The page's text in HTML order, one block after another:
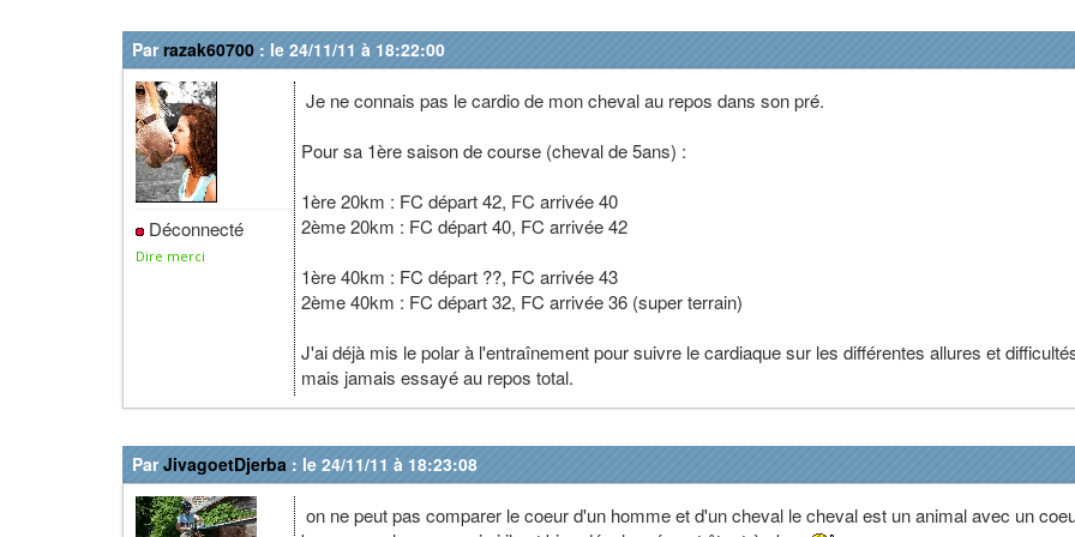
Parrazak60700 : le 24/11/11 à 18:22:00
Déconnecté
Dire merci
Je ne connais pas le cardio de mon cheval au repos dans son pré.
Pour sa 1ère saison de course (cheval de 5ans) :
1ère 20km : FC départ 42, FC arrivée 40
2ème 20km : FC départ 40, FC arrivée 42
1ère 40km : FC départ ??, FC arrivée 43
2ème 40km : FC départ 32, FC arrivée 36 (super terrain)
J'ai déjà mis le polar à l'entraînement pour suivre le cardiaque sur les différentes allures et
mais jamais essayé au repos total.
ParJivagoetDjerba : le 24/11/11 à 18:23:08
on ne peut pas comparer le coeur d'un homme et d'un cheval le cheval est un animal avec un